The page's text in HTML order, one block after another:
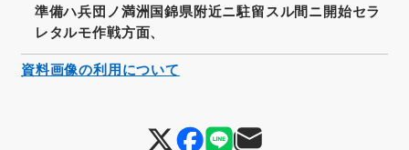
準備ハ兵団ノ満洲国錦県附近ニ駐留スル間ニ開始セラ
レタルモ作戦方面、
資料画像の利用について